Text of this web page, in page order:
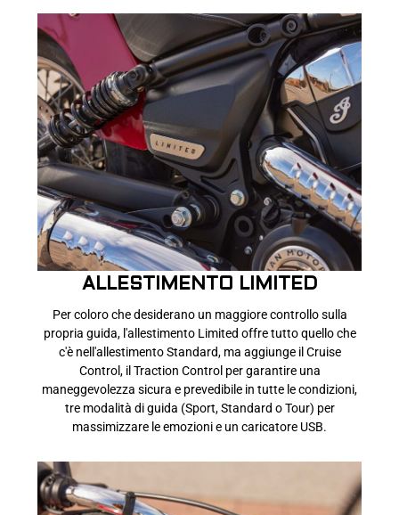
ALLESTIMENTO LIMITED
Per coloro che desiderano un maggiore controllo sulla
propria guida, l'allestimento Limited offre tutto quello che
c'è nell'allestimento Standard, ma aggiunge il Cruise
Control, il Traction Control per garantire una
maneggevolezza sicura e prevedibile in tutte le condizioni,
tre modalità di guida (Sport, Standard o Tour) per
massimizzare le emozioni e un caricatore USB.